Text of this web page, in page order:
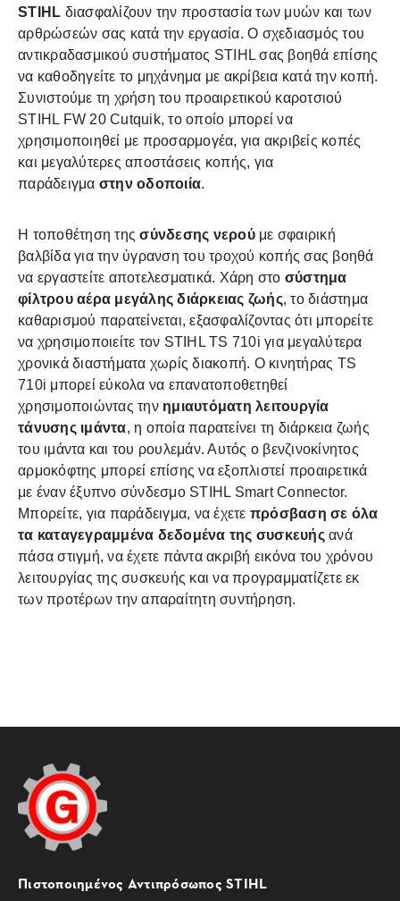
STIHL διασφαλίζουν την προστασία των μυών και των
αρθρώσεών σας κατά την εργασία. Ο σχεδιασμός του
αντικραδασμικού συστήματος STIHL σας βοηθά επίσης
να καθοδηγείτε το μηχάνημα με ακρίβεια κατά την κοπή.
Συνιστούμε τη χρήση του προαιρετικού καροτσιού
STIHL FW 20 Cutquik, το οποίο μπορεί να
χρησιμοποιηθεί με προσαρμογέα, για ακριβείς κοπές
και μεγαλύτερες αποστάσεις κοπής, για
παράδειγμα στην οδοποιία.
Η τοποθέτηση της σύνδεσης νερού με σφαιρική
βαλβίδα για την ύγρανση του τροχού κοπής σας βοηθά
να εργαστείτε αποτελεσματικά. Χάρη στο σύστημα
φίλτρου αέρα μεγάλης διάρκειας ζωής, το διάστημα
καθαρισμού παρατείνεται, εξασφαλίζοντας ότι μπορείτε
να χρησιμοποιείτε τον STIHL TS 710i για μεγαλύτερα
χρονικά διαστήματα χωρίς διακοπή. Ο κινητήρας TS
710i μπορεί εύκολα να επανατοποθετηθεί
χρησιμοποιώντας την ημιαυτόματη λειτουργία
τάνυσης ιμάντα, η οποία παρατείνει τη διάρκεια ζωής
του ιμάντα και του ρουλεμάν. Αυτός ο βενζινοκίνητος
αρμοκόφτης μπορεί επίσης να εξοπλιστεί προαιρετικά
με έναν έξυπνο σύνδεσμο STIHL Smart Connector.
Μπορείτε, για παράδειγμα, να έχετε πρόσβαση σε όλα
τα καταγεγραμμένα δεδομένα της συσκευής ανά
πάσα στιγμή, να έχετε πάντα ακριβή εικόνα του χρόνου
λειτουργίας της συσκευής και να προγραμματίζετε εκ
των προτέρων την απαραίτητη συντήρηση.
Πιστοποιημένος Αντιπρόσωπος STIHL